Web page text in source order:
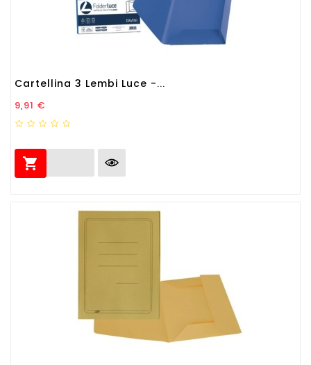
Cartellina 3 Lembi Luce -...
Prezzo
9,91 €
